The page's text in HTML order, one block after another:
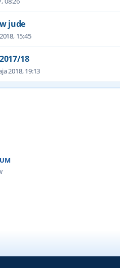
jude
15:45
18
2018, 19:13